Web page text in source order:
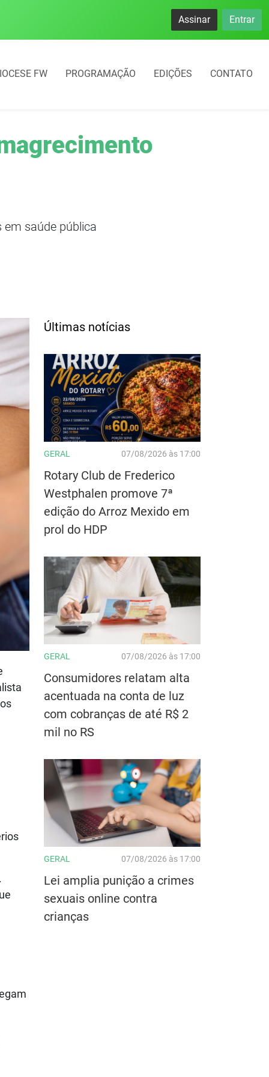
rotativo começará em 10 dias em Frederico
Assinar Entrar
FW PROGRAMAÇÃO EDIÇÕES CONTATO
saúde pública
Últimas notícias
GERAL 07/08/2026 às 17:00
Rotary Club de Frederico
Westphalen promove 7ª
edição do Arroz Mexido em
prol do HDP
GERAL 07/08/2026 às 17:00
Consumidores relatam alta
acentuada na conta de luz
com cobranças de até R$ 2
mil no RS
GERAL 07/08/2026 às 17:00
Lei amplia punição a crimes
sexuais online contra
crianças